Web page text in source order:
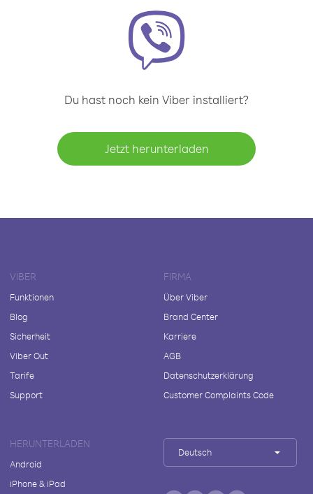
Du hast noch kein Viber installiert?
Jetzt herunterladen
VIBER
Funktionen
Blog
Sicherheit
Viber Out
Tarife
Support
FIRMA
Über Viber
Brand Center
Karriere
AGB
Datenschutzerklärung
Customer Complaints Code
HERUNTERLADEN
Android
iPhone & iPad
Deutsch